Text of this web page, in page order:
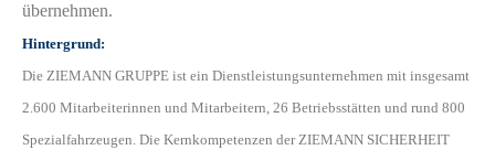
übernehmen.
Hintergrund:
Die ZIEMANN GRUPPE ist ein Dienstleistungsunternehmen mit insgesamt
2.600 Mitarbeiterinnen und Mitarbeitern, 26 Betriebsstätten und rund 800
Spezialfahrzeugen. Die Kernkompetenzen der ZIEMANN SICHERHEIT